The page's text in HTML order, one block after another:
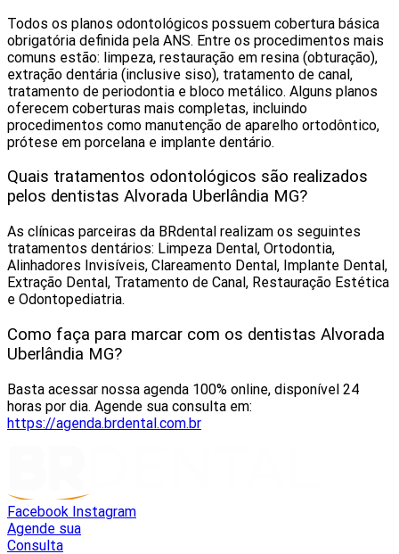
Todos os planos odontológicos possuem cobertura básica
obrigatória definida pela ANS. Entre os procedimentos mais
comuns estão: limpeza, restauração em resina (obturação),
extração dentária (inclusive siso), tratamento de canal,
tratamento de periodontia e bloco metálico. Alguns planos
oferecem coberturas mais completas, incluindo
procedimentos como manutenção de aparelho ortodôntico,
prótese em porcelana e implante dentário.
Quais tratamentos odontológicos são realizados
pelos dentistas Alvorada Uberlândia MG?
As clínicas parceiras da BRdental realizam os seguintes
tratamentos dentários: Limpeza Dental, Ortodontia,
Alinhadores Invisíveis, Clareamento Dental, Implante Dental,
Extração Dental, Tratamento de Canal, Restauração Estética
e Odontopediatria.
Como faça para marcar com os dentistas Alvorada
Uberlândia MG?
Basta acessar nossa agenda 100% online, disponível 24
horas por dia. Agende sua consulta em:
https://agenda.brdental.com.br
Facebook Instagram
Agende sua
Consulta